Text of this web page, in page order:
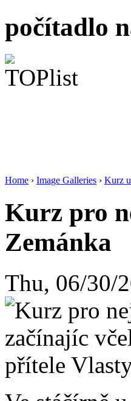
počítadlo
Home › Image Galleries › Kurz
Kurz pro
Zemánka
Thu, 06/30/